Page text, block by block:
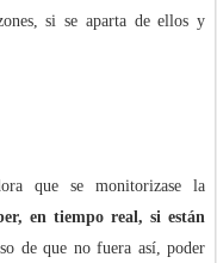
si se aparta de ellos y
que se monitorizase la
en tiempo real, si están
de que no fuera así, poder